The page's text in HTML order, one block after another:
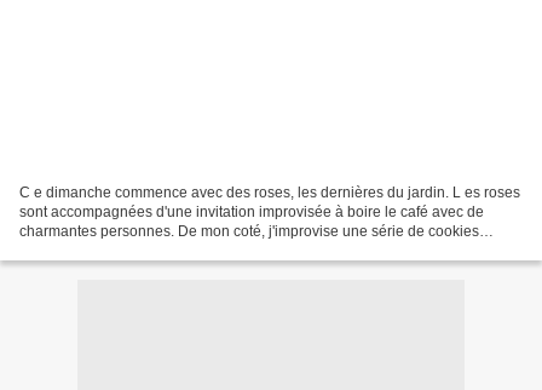
C e dimanche commence avec des roses, les dernières du jardin. L es roses
sont accompagnées d'une invitation improvisée à boire le café avec de
charmantes personnes. De mon coté, j'improvise une série de cookies